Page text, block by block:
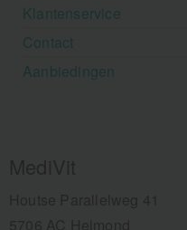
Klantenservice
Contact
Aanbiedingen